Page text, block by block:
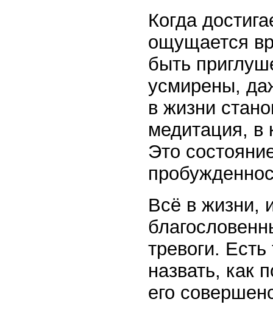
Когда
ощущается
быть
усмирены,
в жизни
медитация, в
Это
Всё в жизни,
тревоги.
назвать, как
его